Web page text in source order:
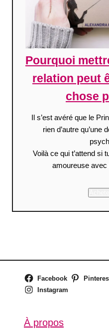
Pourquoi
relation peut
chose
Il s’est avéré que le
rien d’autre qu’une
Voilà ce qui t’attend si
amoureuse avec
Facebook
Instagram
À propos